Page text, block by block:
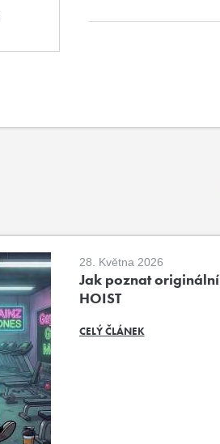
28. Května 2026
Jak poznat
HOIST
CELÝ ČLÁNEK